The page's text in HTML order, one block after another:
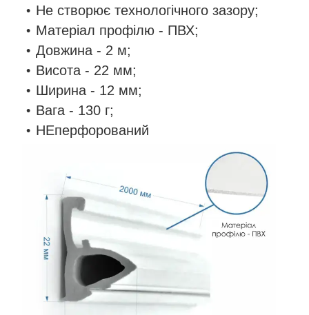
Не створює технологічного зазору;
Матеріал профілю - ПВХ;
Довжина - 2 м;
Висота - 22 мм;
Ширина - 12 мм;
Вага - 130 г;
НЕперфорований